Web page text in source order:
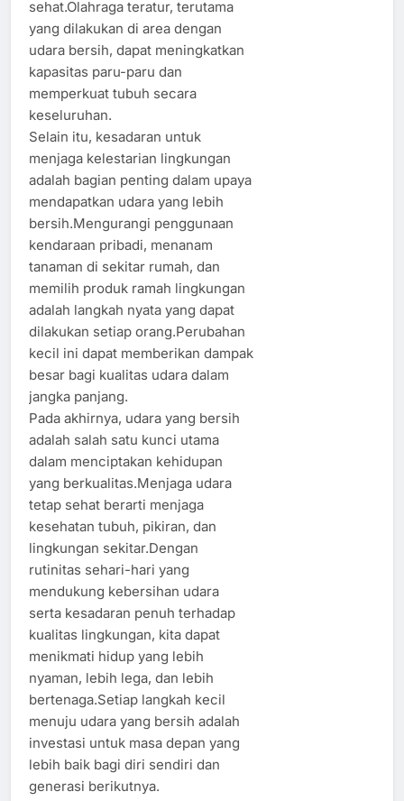
sehat.Olahraga teratur, terutama
yang dilakukan di area dengan
udara bersih, dapat meningkatkan
kapasitas paru-paru dan
memperkuat tubuh secara
keseluruhan.
Selain itu, kesadaran untuk
menjaga kelestarian lingkungan
adalah bagian penting dalam upaya
mendapatkan udara yang lebih
bersih.Mengurangi penggunaan
kendaraan pribadi, menanam
tanaman di sekitar rumah, dan
memilih produk ramah lingkungan
adalah langkah nyata yang dapat
dilakukan setiap orang.Perubahan
kecil ini dapat memberikan dampak
besar bagi kualitas udara dalam
jangka panjang.
Pada akhirnya, udara yang bersih
adalah salah satu kunci utama
dalam menciptakan kehidupan
yang berkualitas.Menjaga udara
tetap sehat berarti menjaga
kesehatan tubuh, pikiran, dan
lingkungan sekitar.Dengan
rutinitas sehari-hari yang
mendukung kebersihan udara
serta kesadaran penuh terhadap
kualitas lingkungan, kita dapat
menikmati hidup yang lebih
nyaman, lebih lega, dan lebih
bertenaga.Setiap langkah kecil
menuju udara yang bersih adalah
investasi untuk masa depan yang
lebih baik bagi diri sendiri dan
generasi berikutnya.